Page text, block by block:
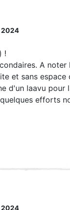
2024
!
A
et sans
d'un laavu
efforts
2024